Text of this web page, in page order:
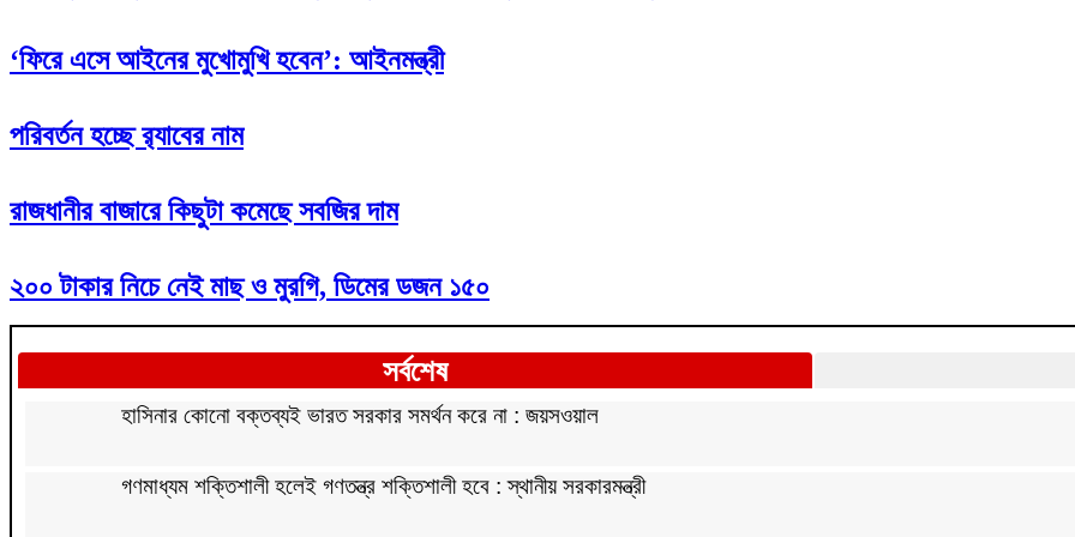
‘ফিরে এসে আইনের মুখোমুখি হবেন’: আইনমন্ত্রী
পরিবর্তন হচ্ছে র‌্যাবের নাম
রাজধানীর বাজারে কিছুটা কমেছে সবজির দাম
২০০ টাকার নিচে নেই মাছ ও মুরগি, ডিমের ডজন ১৫০
সর্বশেষ
হাসিনার কোনো বক্তব্যই ভারত সরকার সমর্থন করে না : জয়সওয়াল
গণমাধ্যম শক্তিশালী হলেই গণতন্ত্র শক্তিশালী হবে : স্থানীয় সরকারমন্ত্রী